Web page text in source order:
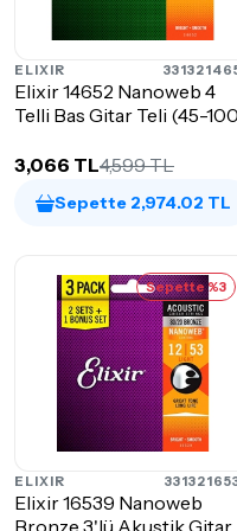
ELIXIR
Elixir 14652 Nanoweb 4
Telli Bas Gitar Teli (45-
3,066 TL4,599 TL
Sepette 2,974.02 TL
Sepette %3
ELIXIR
Elixir 16539 Nanoweb